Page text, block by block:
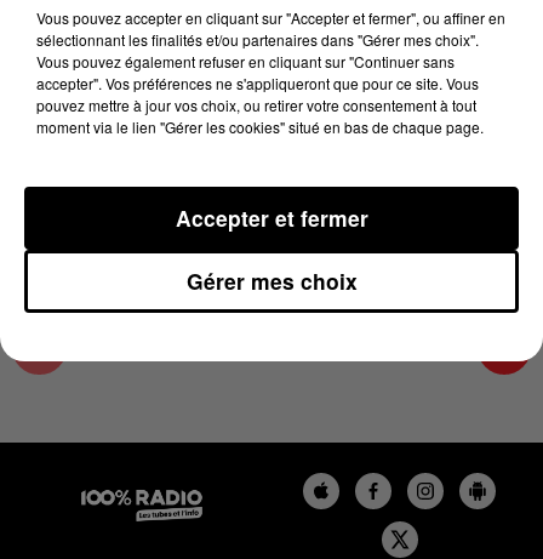
22 décembre 2023 - 3 min 21 sec
LES INFOS DU LOT DU 22/12/2023 À 12H01
22/12/2023
Vous pouvez accepter en cliquant sur "Accepter et fermer", ou affiner en
sélectionnant les finalités et/ou partenaires dans "Gérer mes choix".
Vous pouvez également refuser en cliquant sur "Continuer sans
accepter". Vos préférences ne s'appliqueront que pour ce site. Vous
pouvez mettre à jour vos choix, ou retirer votre consentement à tout
moment via le lien "Gérer les cookies" situé en bas de chaque page.
Gérer mes choix
Accepter et fermer